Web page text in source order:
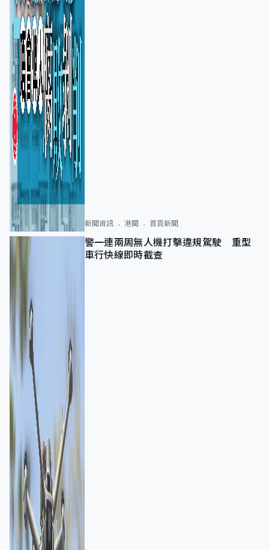
新聞資訊 港聞 首頁新聞
警一連兩周無人機打擊違規駕駛 重型
車行快線即時截查